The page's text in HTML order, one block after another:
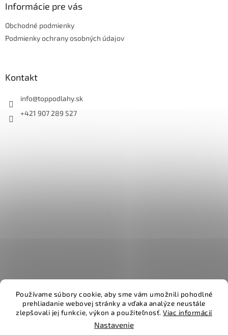
Používame súbory cookie, aby sme vám umožnili pohodlné
prehliadanie webovej stránky a vďaka analýze neustále
zlepšovali jej funkcie, výkon a použiteľnosť.Viac informácií
Nastavenie
Informácie pre vás
Obchodné podmienky
Podmienky ochrany osobných údajov
Kontakt
info@toppodlahy.sk
+421 907 289 527
Vytvoril Shoptet